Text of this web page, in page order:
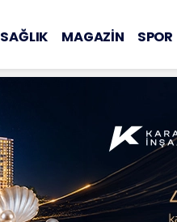
SAĞLIK MAGAZİN SPOR